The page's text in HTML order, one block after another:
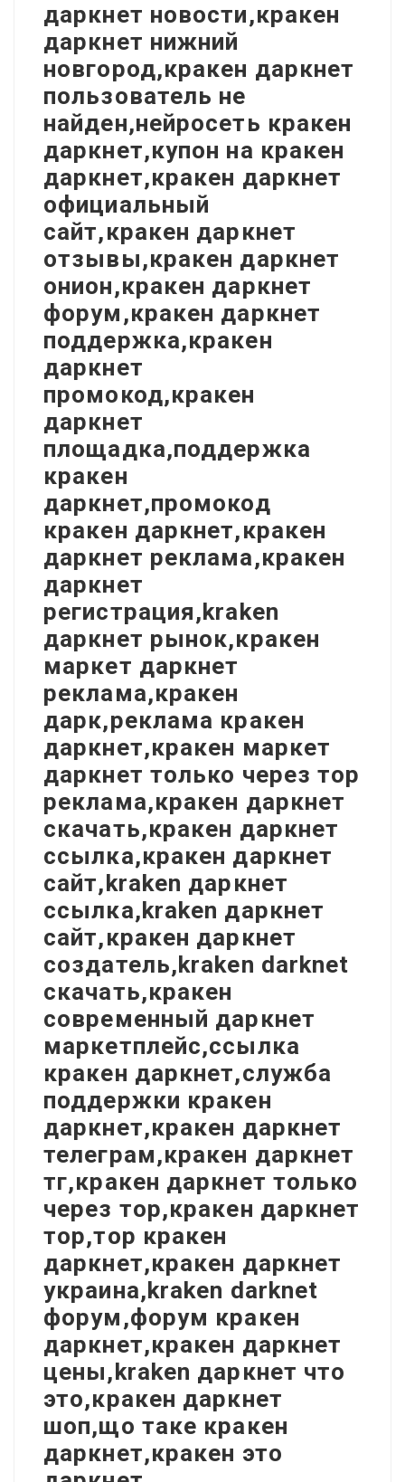
даркнет новости,кракен
даркнет нижний
новгород,кракен даркнет
пользователь не
найден,нейросеть кракен
даркнет,купон на кракен
даркнет,кракен даркнет
официальный
сайт,кракен даркнет
отзывы,кракен даркнет
онион,кракен даркнет
форум,кракен даркнет
поддержка,кракен
даркнет
промокод,кракен
даркнет
площадка,поддержка
кракен
даркнет,промокод
кракен даркнет,кракен
даркнет реклама,кракен
даркнет
регистрация,kraken
даркнет рынок,кракен
маркет даркнет
реклама,кракен
дарк,реклама кракен
даркнет,кракен маркет
даркнет только через тор
реклама,кракен даркнет
скачать,кракен даркнет
ссылка,кракен даркнет
сайт,kraken даркнет
ссылка,kraken даркнет
сайт,кракен даркнет
создатель,kraken darknet
скачать,кракен
современный даркнет
маркетплейс,ссылка
кракен даркнет,служба
поддержки кракен
даркнет,кракен даркнет
телеграм,кракен даркнет
тг,кракен даркнет только
через тор,кракен даркнет
тор,тор кракен
даркнет,кракен даркнет
украина,kraken darknet
форум,форум кракен
даркнет,кракен даркнет
цены,kraken даркнет что
это,кракен даркнет
шоп,що таке кракен
даркнет,кракен это